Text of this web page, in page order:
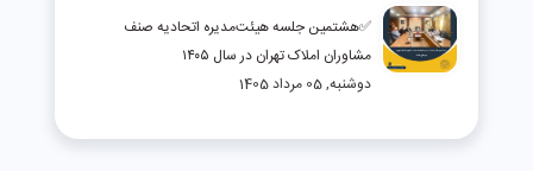
✅هشتمین جلسه هیئت‌مدیره اتحادیه صنف
مشاوران املاک تهران در سال ۱۴۰۵
دوشنبه, 05 مرداد 1405